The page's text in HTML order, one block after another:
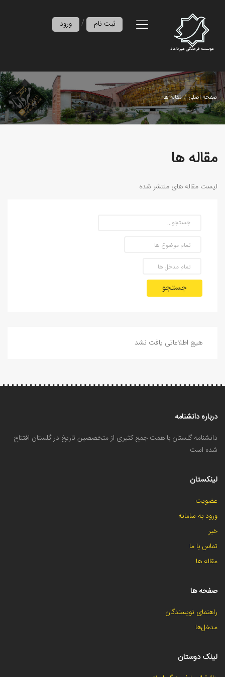
ورود / ثبت نام
صفحه اصلی مقاله ها
مقاله ها
لیست مقاله های منتشر شده
جستجو
هیچ اطلاعاتی یافت نشد
درباره دانشنامه
دانشنامه گلستان با همت جمع کثیری از متخصصین تاریخ در گلستان افتتاح
شده است
لینکستان
عضویت
ورود به سامانه
خبر
تماس با ما
مقاله ها
صفحه ها
راهنمای نویسندگان
مدخل‌ها
لینک دوستان